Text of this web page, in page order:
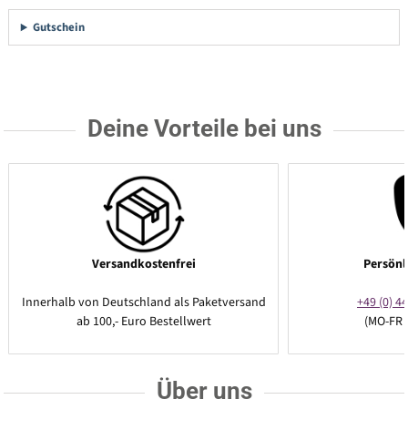
Gutschein
Deine Vorteile bei uns
Versandkostenfrei
Innerhalb von Deutschland als Paketversand
ab 100,- Euro Bestellwert
+49 (0)
(MO-
Über uns